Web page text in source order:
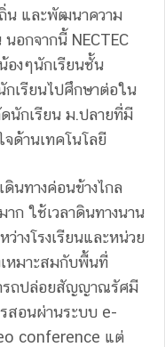
น และพัฒนาความ
อกจากนี้ NECTEC
องๆนักเรียนชั้น
เรียนไปศึกษาต่อใน
นักเรียน ม.ปลายที่มี
ด้านเทคโนโลยี
ดินทางค่อนข้างไกล
าก ใช้เวลาดินทางนาน
างโรงเรียนและหน่วย
หมาะสมกับพื้นที่
รถปล่อยสัญญาณรัศมี
สอนผ่านระบบ e-
conference แต่